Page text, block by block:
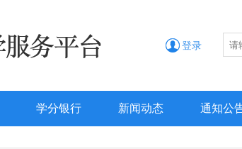
登录
学分银行 新闻动态 通知公